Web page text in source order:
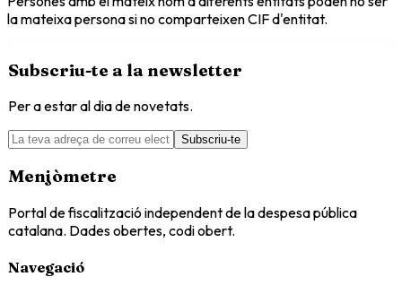
la mateixa persona si no comparteixen CIF d'entitat.
Subscriu-te a la newsletter
Per a estar al dia de novetats.
Subscriu-te
Menjòmetre
Portal de fiscalització independent de la despesa pública
catalana. Dades obertes, codi obert.
Navegació